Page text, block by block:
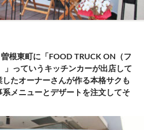
曽根東町に「FOOD TRUCK ON（フ
」っていうキッチンカーが出店して
たオーナーさんが作る本格サクも
メニューとデザートを注文してそ